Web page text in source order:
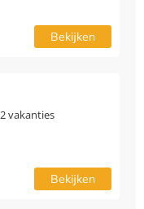
Bekijken
vakanties
Bekijken